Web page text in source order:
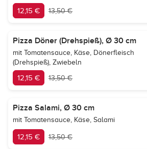
12,15 € 13,50 €
Pizza Döner (Drehspieß), Ø 30 cm
mit Tomatensauce, Käse, Dönerfleisch
(Drehspieß), Zwiebeln
12,15 € 13,50 €
Pizza Salami, Ø 30 cm
mit Tomatensauce, Käse, Salami
12,15 € 13,50 €